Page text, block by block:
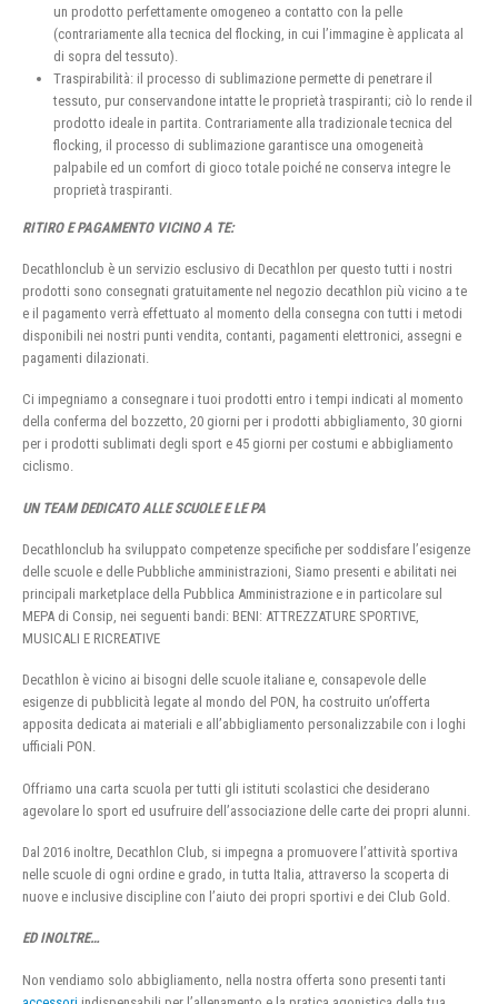
un prodotto perfettamente omogeneo a contatto con la pelle
(contrariamente alla tecnica del flocking, in cui l’immagine è applicata al
di sopra del tessuto).
Traspirabilità: il processo di sublimazione permette di penetrare il
tessuto, pur conservandone intatte le proprietà traspiranti; ciò lo rende il
prodotto ideale in partita. Contrariamente alla tradizionale tecnica del
flocking, il processo di sublimazione garantisce una omogeneità
palpabile ed un comfort di gioco totale poiché ne conserva integre le
proprietà traspiranti.
RITIRO E PAGAMENTO VICINO A TE:
Decathlonclub è un servizio esclusivo di Decathlon per questo tutti i nostri
prodotti sono consegnati gratuitamente nel negozio decathlon più vicino a te
e il pagamento verrà effettuato al momento della consegna con tutti i metodi
disponibili nei nostri punti vendita, contanti, pagamenti elettronici, assegni e
pagamenti dilazionati.
Ci impegniamo a consegnare i tuoi prodotti entro i tempi indicati al momento
della conferma del bozzetto, 20 giorni per i prodotti abbigliamento, 30 giorni
per i prodotti sublimati degli sport e 45 giorni per costumi e abbigliamento
ciclismo.
UN TEAM DEDICATO ALLE SCUOLE E LE PA
Decathlonclub ha sviluppato competenze specifiche per soddisfare l’esigenze
delle scuole e delle Pubbliche amministrazioni, Siamo presenti e abilitati nei
principali marketplace della Pubblica Amministrazione e in particolare sul
MEPA di Consip, nei seguenti bandi: BENI: ATTREZZATURE SPORTIVE,
MUSICALI E RICREATIVE
Decathlon è vicino ai bisogni delle scuole italiane e, consapevole delle
esigenze di pubblicità legate al mondo del PON, ha costruito un’offerta
apposita dedicata ai materiali e all’abbigliamento personalizzabile con i loghi
ufficiali PON.
Offriamo una carta scuola per tutti gli istituti scolastici che desiderano
agevolare lo sport ed usufruire dell’associazione delle carte dei propri alunni.
Dal 2016 inoltre, Decathlon Club, si impegna a promuovere l’attività sportiva
nelle scuole di ogni ordine e grado, in tutta Italia, attraverso la scoperta di
nuove e inclusive discipline con l’aiuto dei propri sportivi e dei Club Gold.
ED INOLTRE…
Non vendiamo solo abbigliamento, nella nostra offerta sono presenti tanti